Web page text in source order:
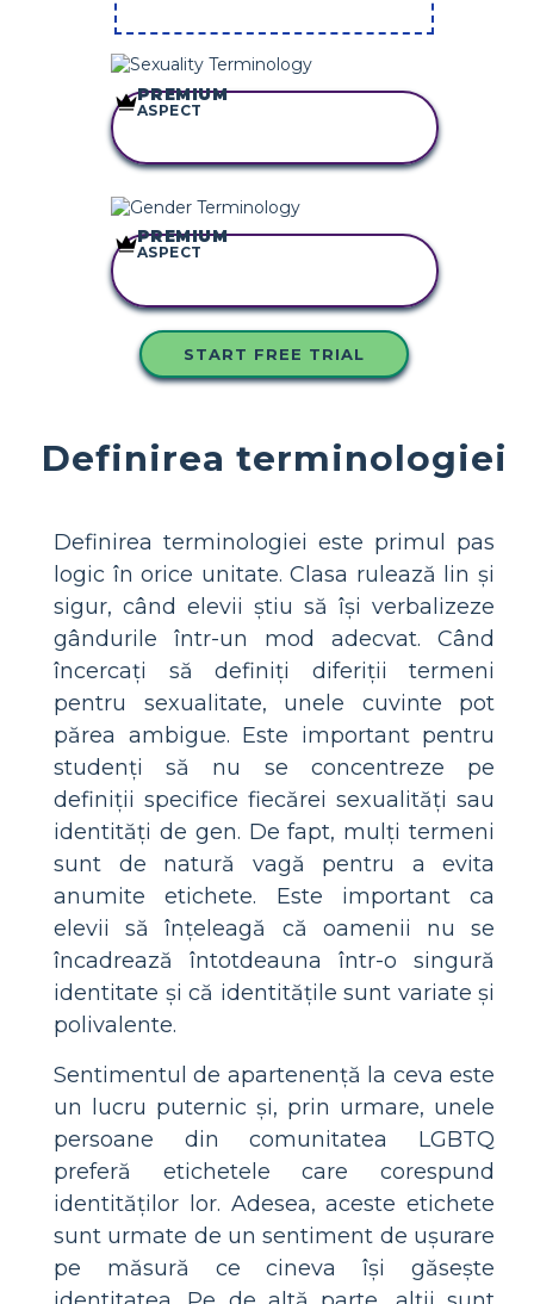
COPIAȚI ACEST
PREMIUM
ASPECT
COPIAȚI ACEST
PREMIUM
ASPECT
START FREE TRIAL
Definirea terminologiei
Definirea terminologiei este primul pas
logic în orice unitate. Clasa rulează lin și
sigur, când elevii știu să își verbalizeze
gândurile într-un mod adecvat. Când
încercați să definiți diferiții termeni
pentru sexualitate, unele cuvinte pot
părea ambigue. Este important pentru
studenți să nu se concentreze pe
definiții specifice fiecărei sexualități sau
identități de gen. De fapt, mulți termeni
sunt de natură vagă pentru a evita
anumite etichete. Este important ca
elevii să înțeleagă că oamenii nu se
încadrează întotdeauna într-o singură
identitate și că identitățile sunt variate și
polivalente.
Sentimentul de apartenență la ceva este
un lucru puternic și, prin urmare, unele
persoane din comunitatea LGBTQ
preferă etichetele care corespund
identităților lor. Adesea, aceste etichete
sunt urmate de un sentiment de ușurare
pe măsură ce cineva își găsește